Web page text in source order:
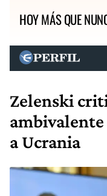
HOY MÁS QUE
Zelenski
ambivalente
a Ucrania